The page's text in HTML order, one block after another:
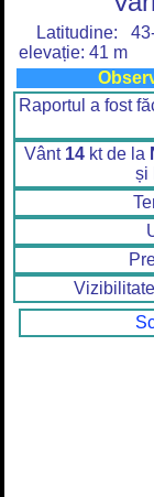
Latitudine:
elevație: 41 m
Raportul a fost
Vânt 14 kt de la
și